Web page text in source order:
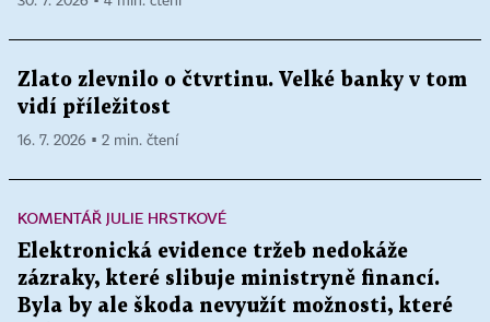
Zlato zlevnilo o čtvrtinu. Velké banky v tom
vidí příležitost
16. 7. 2026 ▪ 2 min. čtení
KOMENTÁŘ JULIE HRSTKOVÉ
Elektronická evidence tržeb nedokáže
zázraky, které slibuje ministryně financí.
Byla by ale škoda nevyužít možnosti, které